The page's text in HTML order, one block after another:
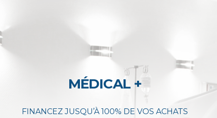
MÉDICAL +
FINANCEZ JUSQU’À 100% DE VOS ACHATS